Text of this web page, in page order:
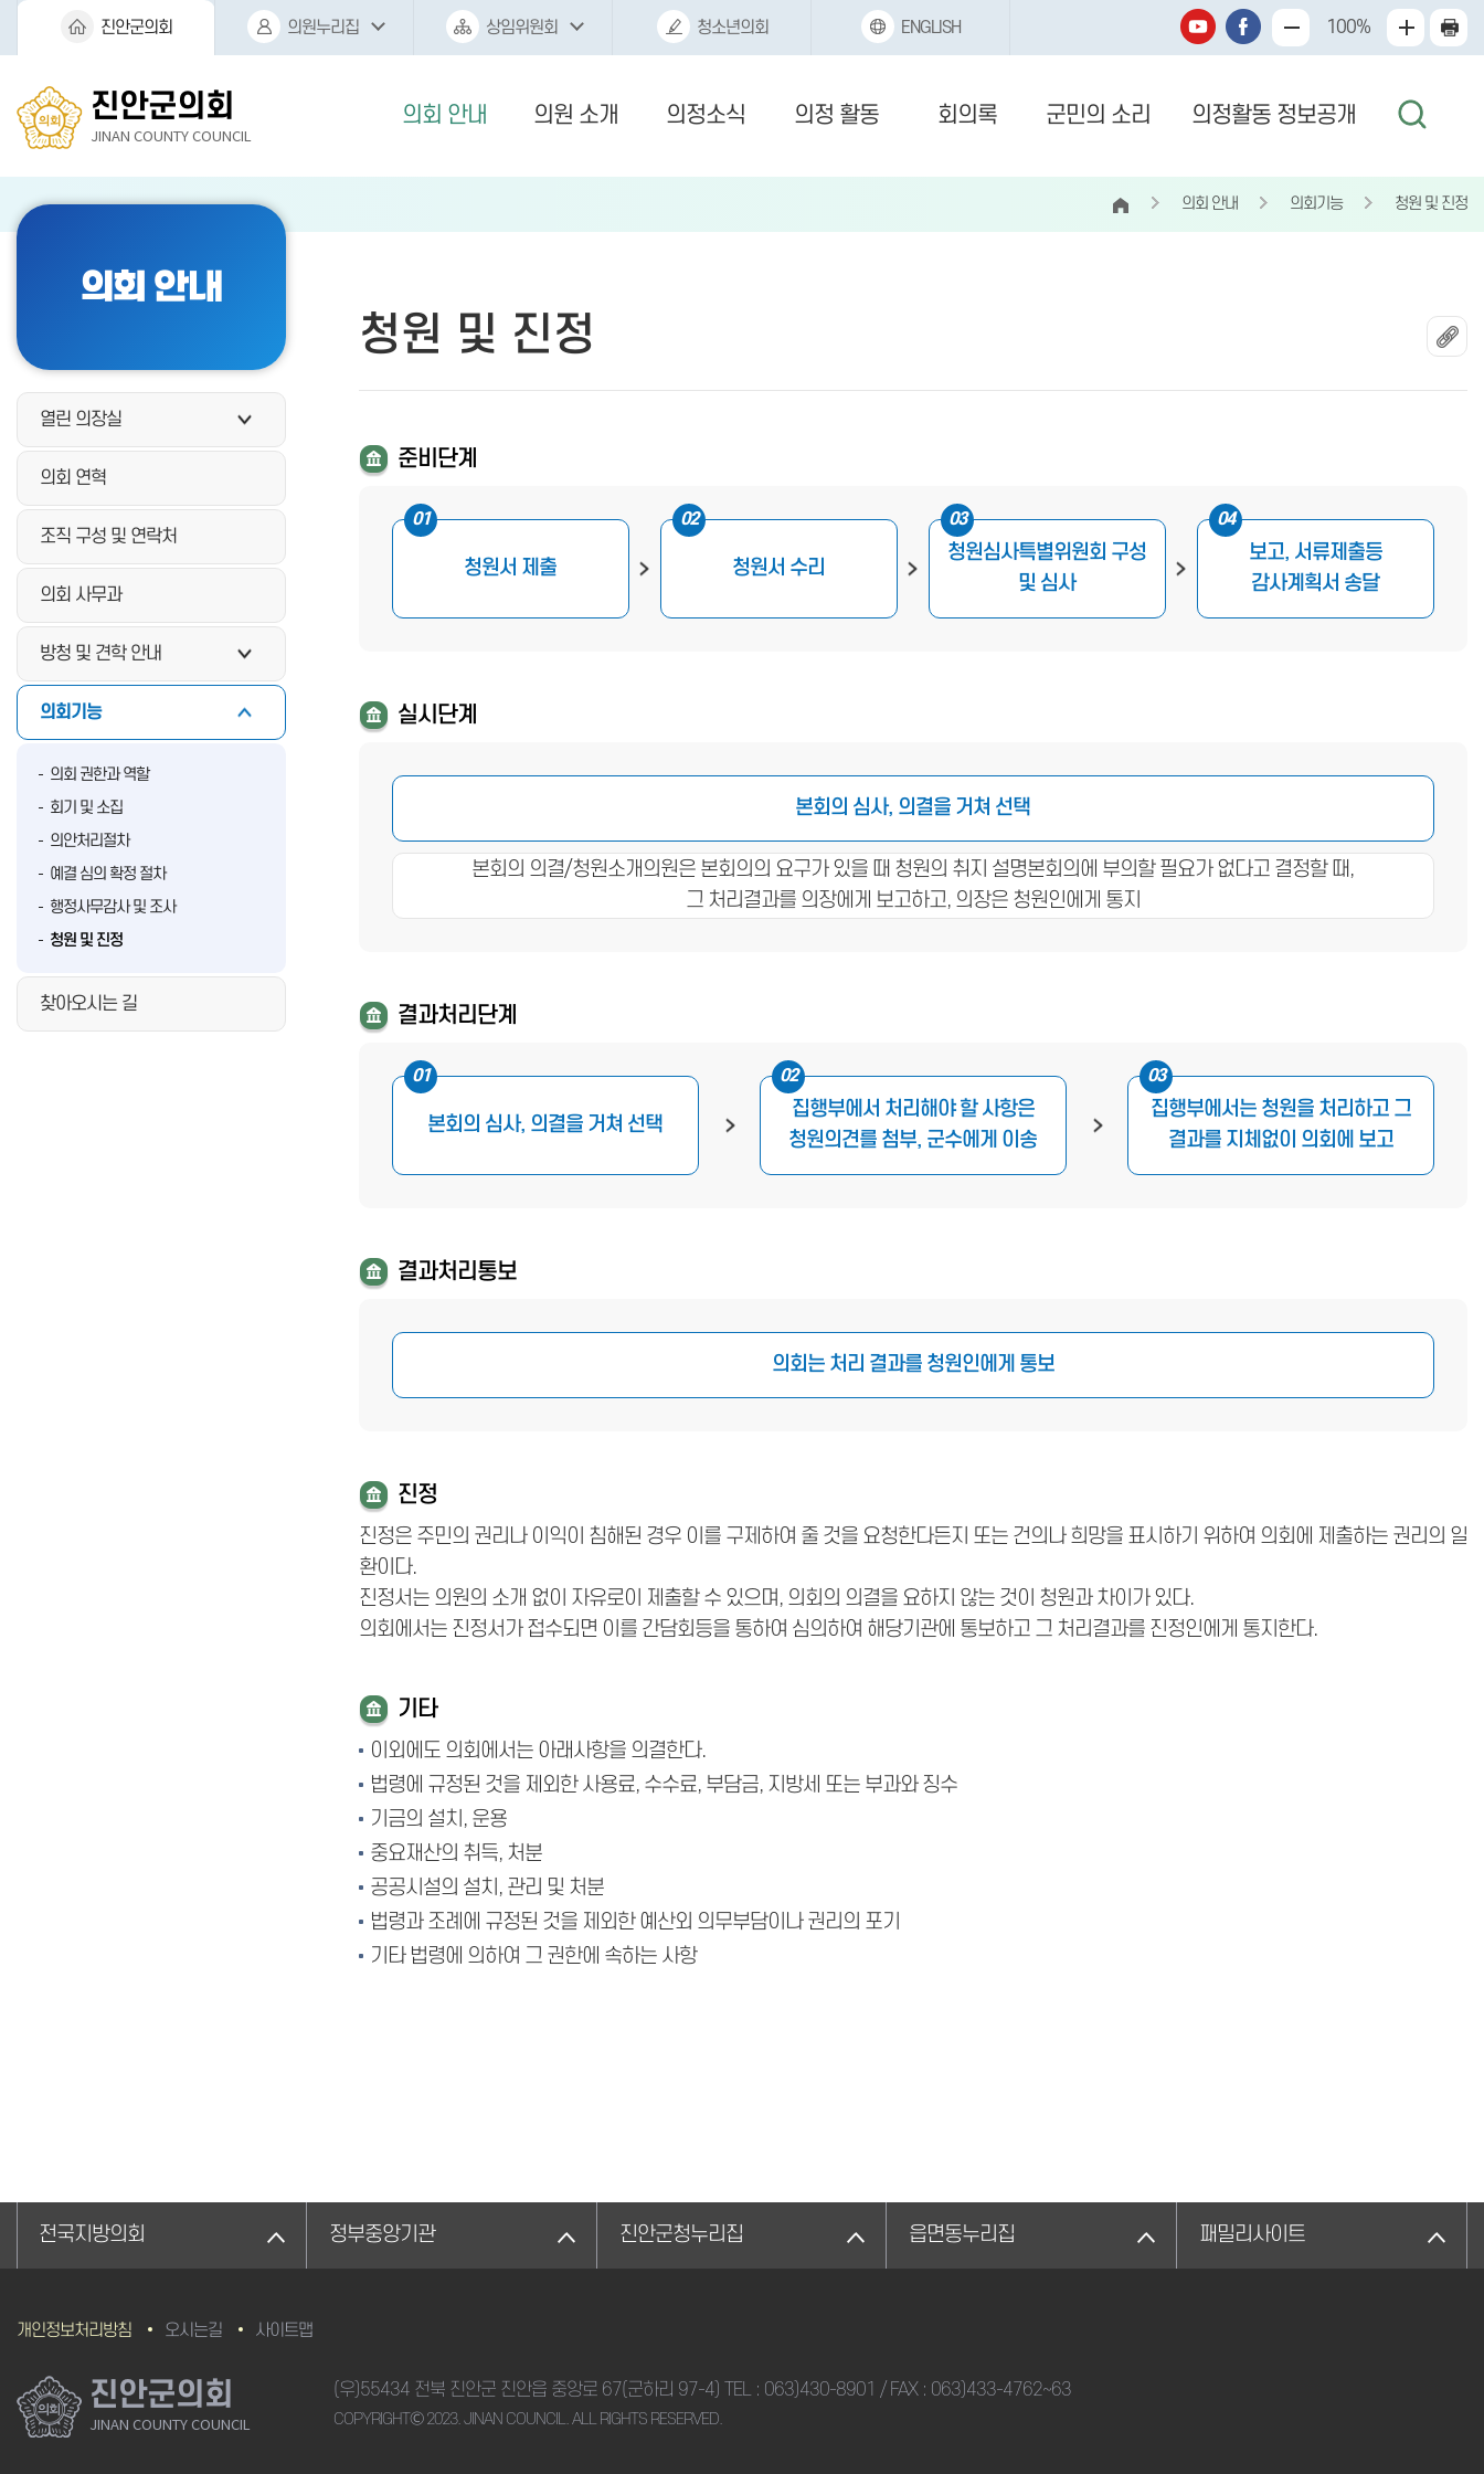
본문바로가기
진안군의회
의원누리집 상임위원회 청소년의회 ENGLISH 100%
진안군의회
JINAN COUNTY COUNCIL
의회 안내 의원 소개 의정소식 의정 활동 회의록 군민의 소리 의정활동 정보공개
의회 안내 의회기능 청원 및 진정
의회 안내
열린 의장실
의회 연혁
조직 구성 및 연락처
의회 사무과
방청 및 견학 안내
의회기능
의회 권한과 역할
회기 및 소집
의안처리절차
예결 심의 확정 절차
행정사무감사 및 조사
청원 및 진정
찾아오시는 길
청원 및 진정
준비단계
01
청원서 제출
02
청원서 수리
03
청원심사특별위원회 구성
및 심사
04
보고, 서류제출등
감사계획서 송달
실시단계
본회의 심사, 의결을 거쳐 선택
본회의 의결/청원소개의원은 본회의의 요구가 있을 때 청원의 취지 설명본회의에 부의할 필요가 없다고 결정할 때,
그 처리결과를 의장에게 보고하고, 의장은 청원인에게 통지
결과처리단계
01
본회의 심사, 의결을 거쳐 선택
02
집행부에서 처리해야 할 사항은
청원의견를 첨부, 군수에게 이송
03
집행부에서는 청원을 처리하고 그
결과를 지체없이 의회에 보고
결과처리통보
의회는 처리 결과를 청원인에게 통보
진정
진정은 주민의 권리나 이익이 침해된 경우 이를 구제하여 줄 것을 요청한다든지 또는 건의나 희망을 표시하기 위하여 의회에 제출하는 권리의 일
환이다.
진정서는 의원의 소개 없이 자유로이 제출할 수 있으며, 의회의 의결을 요하지 않는 것이 청원과 차이가 있다.
의회에서는 진정서가 접수되면 이를 간담회등을 통하여 심의하여 해당기관에 통보하고 그 처리결과를 진정인에게 통지한다.
기타
이외에도 의회에서는 아래사항을 의결한다.
법령에 규정된 것을 제외한 사용료, 수수료, 부담금, 지방세 또는 부과와 징수
기금의 설치, 운용
중요재산의 취득, 처분
공공시설의 설치, 관리 및 처분
법령과 조례에 규정된 것을 제외한 예산외 의무부담이나 권리의 포기
기타 법령에 의하여 그 권한에 속하는 사항
전국지방의회 정부중앙기관 진안군청누리집 읍면동누리집 패밀리사이트
개인정보처리방침 오시는길 사이트맵
진안군의회
JINAN COUNTY COUNCIL
(우)55434 전북 진안군 진안읍 중앙로 67(군하리 97-4) TEL : 063)430-8901 / FAX : 063)433-4762~63
COPYRIGHTⒸ 2023. JINAN COUNCIL. ALL RIGHTS RESERVED.